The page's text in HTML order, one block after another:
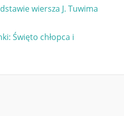
wiersza J. Tuwima
Święto chłopca i